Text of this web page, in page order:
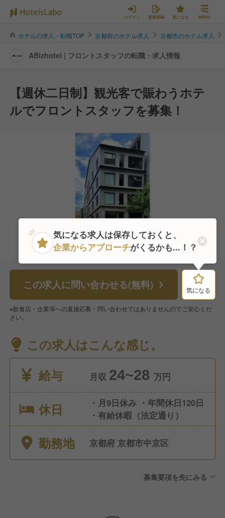
ログイン 新規登録 気になる MENU
ホテルの求人・転職TOP 京都府のホテル求人 京都市のホテル求人
ABizhotel | フロントスタッフの転職・求人情報
【週休二日制】観光客で賑わうホテ
ルでフロントスタッフを募集！
この求人に問い合わせる(無料) 気になる
※飲食店・企業等への直接応募・問い合わせではありませんのでご安心くだ
さい。
この求人はこんな感じ。
給与
月収 24~28 万円
休日
・月9日休み ・年間休日120日
・有給休暇（法定通り）
勤務地 京都府 京都市中京区
募集要項を先にみる
気になる
気になる求人は保存しておくと、
企業からアプローチがくるかも...！？